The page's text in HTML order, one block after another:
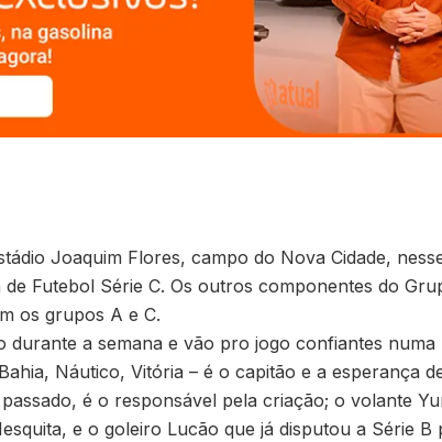
Joaquim Flores, campo do Nova Cidade,
Futebol Série C. Os outros componentes do
os grupos A e C.
a semana e vão pro jogo confiantes
Náutico, Vitória – é o capitão e a esperança
é o responsável pela criação; o volante
e o goleiro Lucão que já disputou a Série